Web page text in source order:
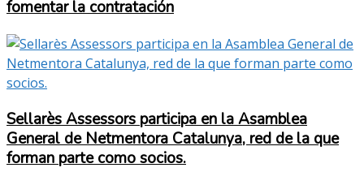
fomentar la contratación
Sellarès Assessors participa en la Asamblea
General de Netmentora Catalunya, red de la que
forman parte como socios.